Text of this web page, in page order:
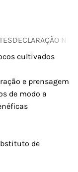
DECLARAÇÃO
cultivados
e prensagem
de modo a
de